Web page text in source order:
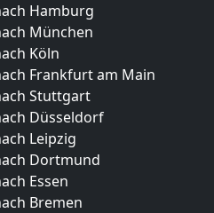
Hamburg
München
Köln
Frankfurt am Main
Stuttgart
Düsseldorf
Leipzig
Dortmund
Essen
Bremen